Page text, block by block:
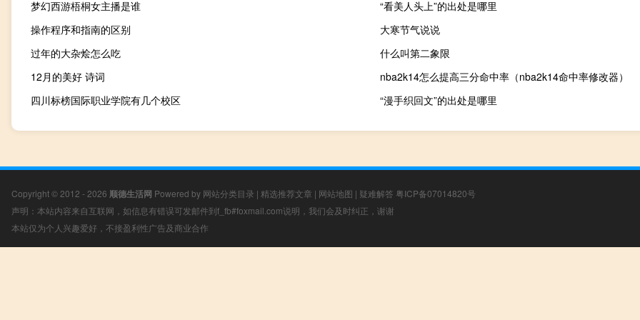
梦幻西游梧桐女主播是谁
“看美人头上”的出处是哪里
操作程序和指南的区别
大寒节气说说
过年的大杂烩怎么吃
什么叫第二象限
12月的美好 诗词
nba2k14怎么提高三分命中率（nba2k14命中率修改器）
四川标榜国际职业学院有几个校区
“漫手织回文”的出处是哪里
Copyright © 2012 - 2026 顺德生活网 Powered by 网站分类目录 | 精选推荐文章 | 网站地图 | 疑难解答 粤ICP备07014820号
声明：本站内容来自互联网，如信息有错误可发邮件到f_fb#foxmail.com说明，我们会及时纠正，谢谢
本站仅为个人兴趣爱好，不接盈利性广告及商业合作